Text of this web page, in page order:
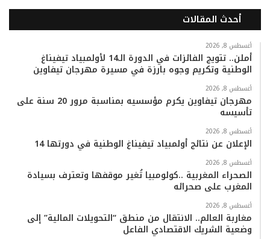
س
ب
و
ك
ي
ت
ر
ت
و
ب
س
ت
ق
ر
م
k
o
k
ت
س
ا
ب
أحدث المقالات
أغسطس 8, 2026
أملن.. تتويج الفائزات في الدورة الـ14 لأولمبياد تيفيناغ
الوطنية وتكريم وجوه بارزة في مسيرة مهرجان تيفاوين
أغسطس 8, 2026
مهرجان تيفاوين يكرم مؤسسيه بمناسبة مرور 20 سنة على
تأسيسه
أغسطس 8, 2026
الإعلان عن نتائج أولمبياد تيفيناغ الوطنية في دورتها 14
أغسطس 8, 2026
الصحراء المغربية ..كولومبيا تُغير موقفها وتعترف بسيادة
المغرب على صحرائه
أغسطس 8, 2026
مغاربة العالم.. الانتقال من منطق “التحويلات المالية” إلى
وضعية الشريك الاقتصادي الفاعل